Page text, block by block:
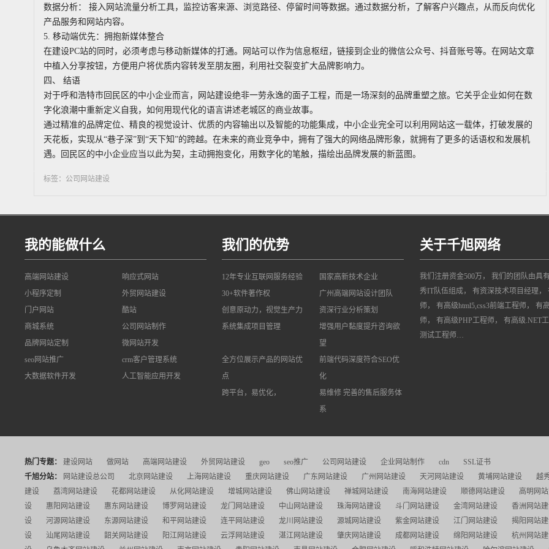
数据分析： 接入网站流量分析工具，监控访客来源、浏览路径、停留时间等数据。通过数据分析，了解客户兴趣点，从而反向优化
产品服务和网站内容。
5. 移动端优先：拥抱新媒体整合
在建设PC站的同时，必须考虑与移动新媒体的打通。网站可以作为信息枢纽，链接到企业的微信公众号、抖音账号等。在网站文章
中植入分享按钮，方便用户将优质内容转发至朋友圈，利用社交裂变扩大品牌影响力。
四、 结语
对于呼和浩特市回民区的中小企业而言，网站建设绝非一劳永逸的面子工程，而是一场深刻的品牌重塑之旅。它关乎企业如何在数
字化浪潮中重新定义自我，如何用现代化的语言讲述老城区的商业故事。
通过精准的品牌定位、精良的视觉设计、优质的内容输出以及智能的功能集成，中小企业完全可以利用网站这一载体，打破发展的
天花板，实现从“巷子深”到“天下知”的跨越。在未来的商业竞争中，拥有了强大的网络品牌形象，就拥有了更多的话语权和发展机
遇。回民区的中小企业应当以此为契，主动拥抱变化，用数字化的笔触，描绘出品牌发展的新蓝图。
标签：公司网站建设
我的能做什么
高端网站建设
响应式网站
小程序定制
外贸网站建设
门户网站
酷站
商城系统
公司网站制作
品牌网站定制
微网站开发
seo网站推广
crm客户管理系统
大数据软件开发
人工智能应用开发
我们的优势
12年专业互联网服务经验
国家高新技术企业
30+软件著作权
广州高端网站设计团队
创意原动力，视觉生产力
资深行业分析策划
系统集成项目管理
增强用户黏度提升咨询欲
望
全方位展示产品的网站优
点
前端代码深度符合SEO优
化
跨平台，易优化，
易维修 完善的售后服务体
系
关于千旭网络
我们注册资金500万， 我们的团队由具
秀IT队伍组成， 有资深技术项目经理，
师， 有高级html5,css3前端工程师， 有
师， 有高级PHP工程师， 有高级.NET
测试工程师…
热门专题： 建设网站 做网站 高端网站建设 外贸网站建设 geo seo推广 公司网站建设 企业网站制作 cdn
SSL证书
千旭分站：
网站建设总公司 北京网站建设 上海网站建设 重庆网站建设 广东网站建设 广州网站建设 天河网站建设 黄埔网站建设
越
建设
荔湾网站建设 花都网站建设 从化网站建设 增城网站建设 佛山网站建设 禅城网站建设 南海网站建设 顺德网站建设
高明网
设
惠阳网站建设 惠东网站建设 博罗网站建设 龙门网站建设 中山网站建设 珠海网站建设 斗门网站建设 金湾网站建设
香洲网站
设
河源网站建设 东源网站建设 和平网站建设 连平网站建设 龙川网站建设 源城网站建设 紫金网站建设 江门网站建设
揭阳网站
设
汕尾网站建设 韶关网站建设 阳江网站建设 云浮网站建设 湛江网站建设 肇庆网站建设 成都网站建设 绵阳网站建设
杭州网站